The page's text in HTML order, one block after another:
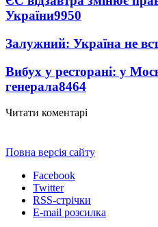
України9950
Залужний: Україна не
Вибух у ресторані: у
генерала8464
Читати коментарі
Повна версія сайту
Facebook
Twitter
RSS-стрічки
E-mail розсилка